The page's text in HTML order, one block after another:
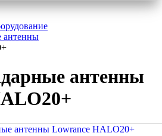
антенны
антенны